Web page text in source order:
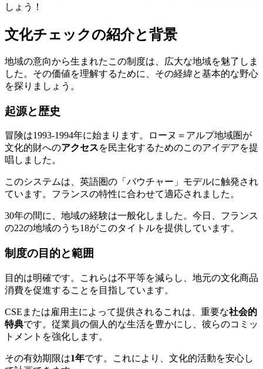
しょう！
文化チェックの紹介と背景
地域の意向から生まれたこの制度は、広大な地域を魅了しま
した。その価値を理解するために、その経緯と基本的な野心
を探りましょう。
起源と歴史
冒険は1993-1994年に始まります。ローヌ＝アルプ地域圏が
文化的財へのアクセスを民主化するためのこのアイデアを提
唱しました。
このシステムは、英語圏の「バウチャー」モデルに触発され
ています。フランスの特性に合わせて適応されました。
30年の間に、地域の経験は一般化しました。今日、フランス
の22の地域のうち18がこのタイトルを提供しています。
制度の目的と範囲
目的は明確です。これらは不平等を減らし、地元の文化商品
消費を促進することを目指しています。
CSEまたは雇用主によって提供されるこれは、重要な社会的
特典です。従業員の個人的な生活を豊かにし、彼らのコミッ
トメントを強化します。
その有効期限は1年です。これにより、文化的活動を安心し